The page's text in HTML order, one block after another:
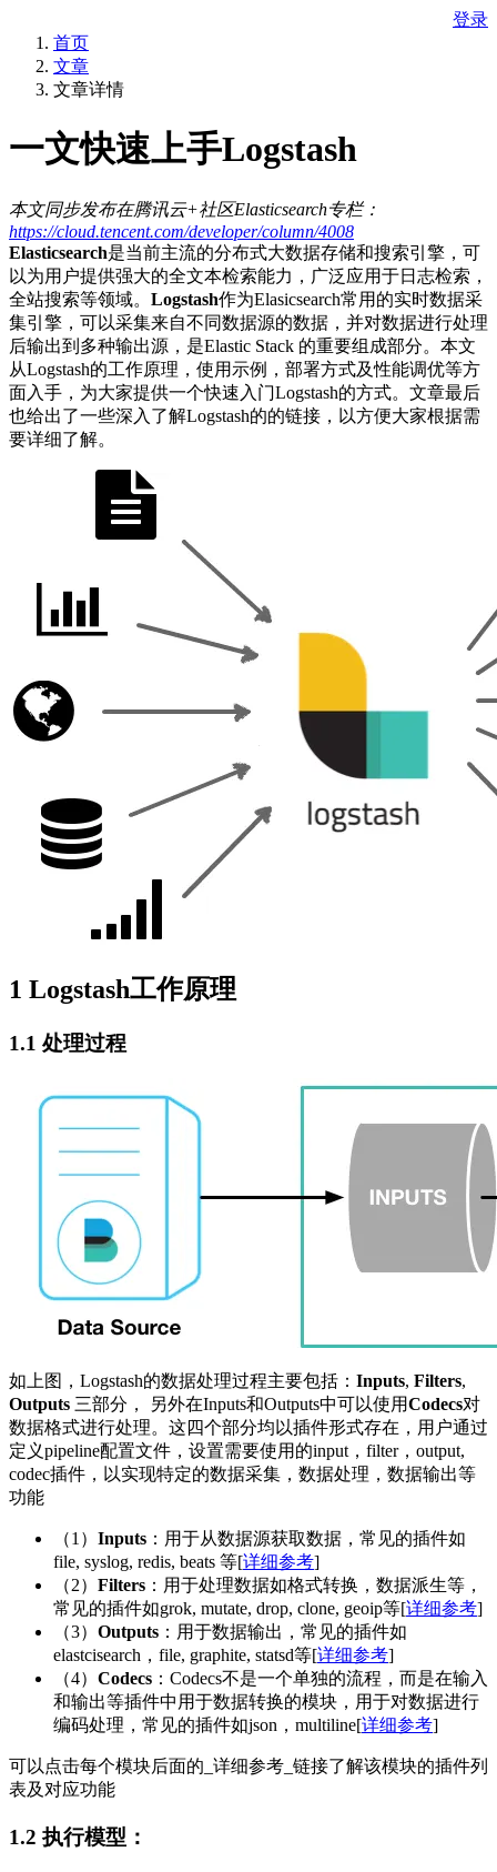
登录
首页
文章
文章详情
一文快速上手Logstash
本文同步发布在腾讯云+社区Elasticsearch专栏：
https://cloud.tencent.com/developer/column/4008
Elasticsearch是当前主流的分布式大数据存储和搜索引擎，可
以为用户提供强大的全文本检索能力，广泛应用于日志检索，
全站搜索等领域。 Logstash作为Elasicsearch常用的实时数据采
集引擎，可以采集来自不同数据源的数据，并对数据进行处理
后输出到多种输出源，是Elastic Stack 的重要组成部分。本文
从Logstash的工作原理，使用示例，部署方式及性能调优等方
面入手，为大家提供一个快速入门Logstash的方式。文章最后
也给出了一些深入了解Logstash的的链接，以方便大家根据需
要详细了解。
1 Logstash工作原理
1.1 处理过程
如上图，Logstash的数据处理过程主要包括： Inputs, Filters,
Outputs 三部分， 另外在Inputs和Outputs中可以使用Codecs对
数据格式进行处理。这四个部分均以插件形式存在，用户通过
定义pipeline配置文件，设置需要使用的input，filter，output,
codec插件，以实现特定的数据采集，数据处理，数据输出等
功能
（1） Inputs ：用于从数据源获取数据，常见的插件如
file, syslog, redis, beats 等[详细参考]
（2） Filters ：用于处理数据如格式转换，数据派生等，
常见的插件如grok, mutate, drop, clone, geoip等[详细参考]
（3） Outputs ：用于数据输出，常见的插件如
elastcisearch，file, graphite, statsd等[详细参考]
（4） Codecs ：Codecs不是一个单独的流程，而是在输入
和输出等插件中用于数据转换的模块，用于对数据进行
编码处理，常见的插件如json，multiline[详细参考]
可以点击每个模块后面的_详细参考_链接了解该模块的插件列
表及对应功能
1.2 执行模型：